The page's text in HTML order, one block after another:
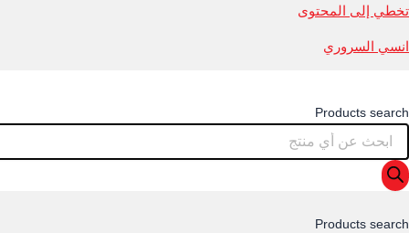
تخطي إلى المحتوى
انسي السروري
Products search
Products search